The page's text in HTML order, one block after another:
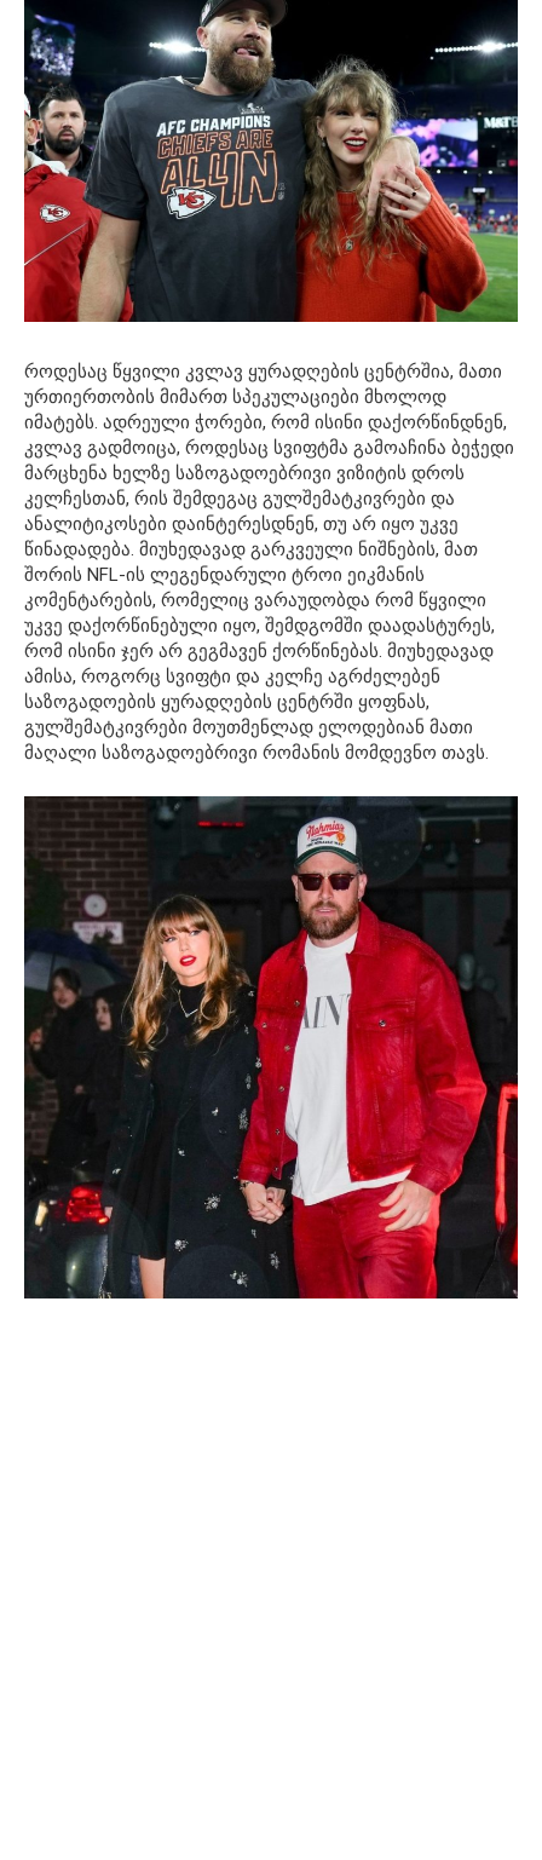
როდესაც წყვილი კვლავ ყურადღების ცენტრშია, მათი
ურთიერთობის მიმართ სპეკულაციები მხოლოდ
იმატებს. ადრეული ჭორები, რომ ისინი დაქორწინდნენ,
კვლავ გადმოიცა, როდესაც სვიფტმა გამოაჩინა ბეჭედი
მარცხენა ხელზე საზოგადოებრივი ვიზიტის დროს
კელჩესთან, რის შემდეგაც გულშემატკივრები და
ანალიტიკოსები დაინტერესდნენ, თუ არ იყო უკვე
წინადადება. მიუხედავად გარკვეული ნიშნების, მათ
შორის NFL-ის ლეგენდარული ტროი ეიკმანის
კომენტარების, რომელიც ვარაუდობდა რომ წყვილი
უკვე დაქორწინებული იყო, შემდგომში დაადასტურეს,
რომ ისინი ჯერ არ გეგმავენ ქორწინებას. მიუხედავად
ამისა, როგორც სვიფტი და კელჩე აგრძელებენ
საზოგადოების ყურადღების ცენტრში ყოფნას,
გულშემატკივრები მოუთმენლად ელოდებიან მათი
მაღალი საზოგადოებრივი რომანის მომდევნო თავს.